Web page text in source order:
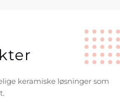
keramiske løsninger som